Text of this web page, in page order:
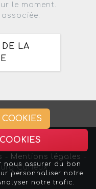
le moment.
LA
- Mentions légales
Curieux
COOKIES
nous assurer du bon
personnaliser notre
notre trafic.